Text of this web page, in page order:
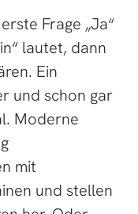
Frage „Ja“
lautet, dann
Ein
und schon gar
Moderne
mit
und stellen